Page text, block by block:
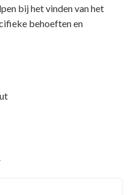
bij het vinden van het
behoeften en